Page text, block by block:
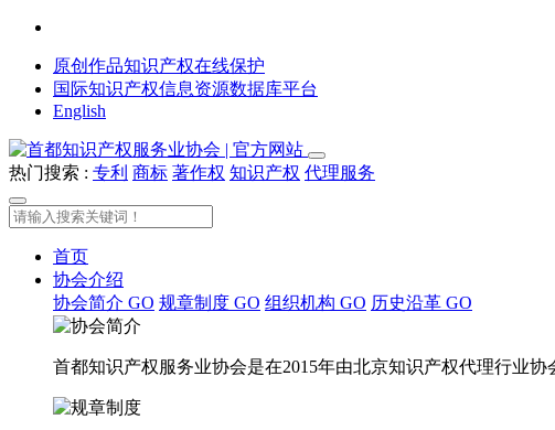
原创作品知识产权在线保护
国际知识产权信息资源数据库平台
English
热门搜索 : 专利 商标 著作权 知识产权 代理服务
首页
协会介绍
协会简介 GO 规章制度 GO 组织机构 GO 历史沿革 GO
首都知识产权服务业协会是在2015年由北京知识产权代理行业